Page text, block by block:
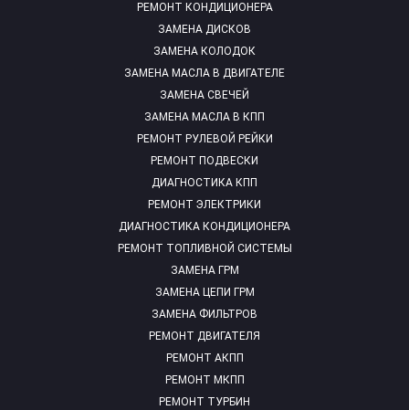
РЕМОНТ КОНДИЦИОНЕРА
ЗАМЕНА ДИСКОВ
ЗАМЕНА КОЛОДОК
ЗАМЕНА МАСЛА В ДВИГАТЕЛЕ
ЗАМЕНА СВЕЧЕЙ
ЗАМЕНА МАСЛА В КПП
РЕМОНТ РУЛЕВОЙ РЕЙКИ
РЕМОНТ ПОДВЕСКИ
ДИАГНОСТИКА КПП
РЕМОНТ ЭЛЕКТРИКИ
ДИАГНОСТИКА КОНДИЦИОНЕРА
РЕМОНТ ТОПЛИВНОЙ СИСТЕМЫ
ЗАМЕНА ГРМ
ЗАМЕНА ЦЕПИ ГРМ
ЗАМЕНА ФИЛЬТРОВ
РЕМОНТ ДВИГАТЕЛЯ
РЕМОНТ АКПП
РЕМОНТ МКПП
РЕМОНТ ТУРБИН